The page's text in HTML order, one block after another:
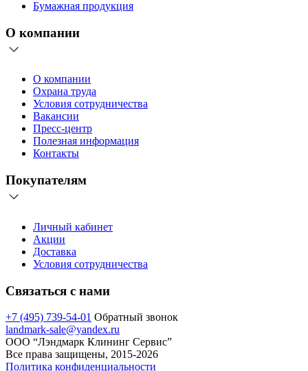
Бумажная продукция
О компании
О компании
Охрана труда
Условия сотрудничества
Вакансии
Пресс-центр
Полезная информация
Контакты
Покупателям
Личный кабинет
Акции
Доставка
Условия сотрудничества
Связаться с нами
+7 (495) 739-54-01 Обратный звонок
landmark-sale@yandex.ru
ООО “Лэндмарк Клининг Сервис”
Все права защищены, 2015-2026
Политика конфиденциальности